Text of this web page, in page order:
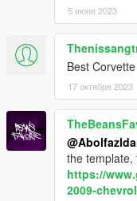
5 июня 2023
Best Corvette
17 октября 2023
the template,
https://
2009-